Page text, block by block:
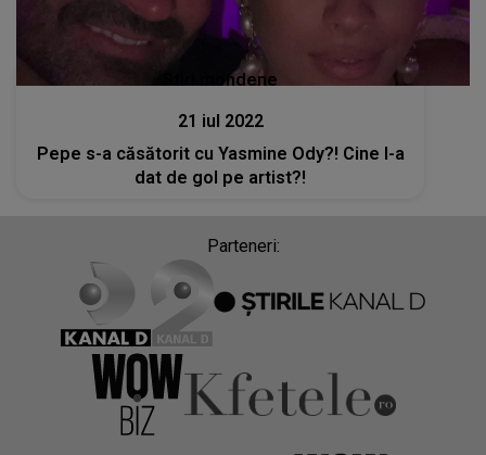
Stiri mondene
21 iul 2022
Pepe s-a căsătorit cu Yasmine Ody?! Cine l-a
dat de gol pe artist?!
Parteneri: